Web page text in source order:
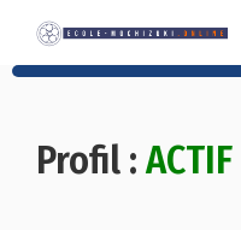
Profil : ACTIF